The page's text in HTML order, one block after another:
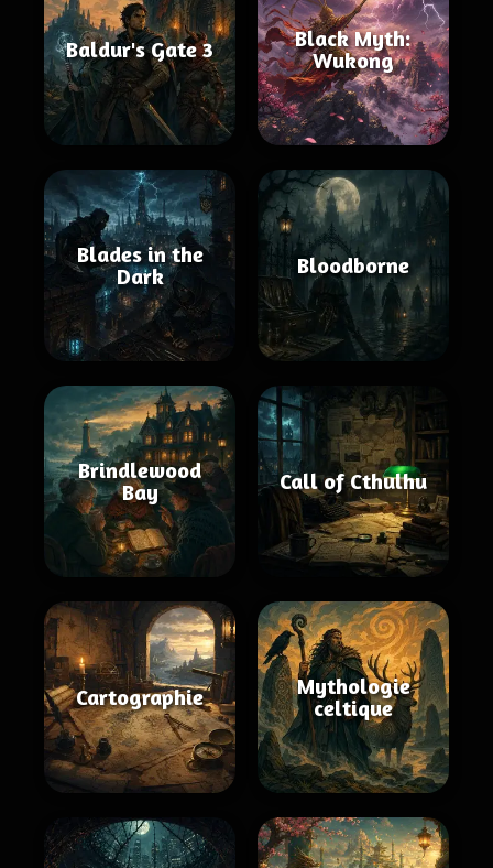
Baldur's Gate 3
Black Myth:
Wukong
Blades in the
Dark
Bloodborne
Brindlewood
Bay
Call of Cthulhu
Cartographie
Mythologie
celtique